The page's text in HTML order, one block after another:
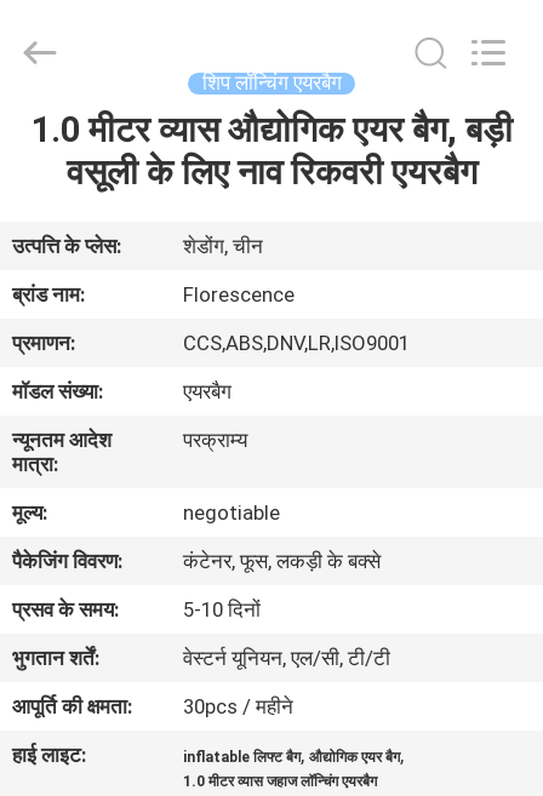
घर
वीडियो
हमारे
बारे
में
कारखाना
भ्रमण
गुणवत्ता
नियंत्रण
संपर्क
Supply
Reserved.
शिप लॉन्चिंग एयरबैग
1.0 मीटर व्यास औद्योगिक एयर बैग, बड़ी
वसूली के लिए नाव रिकवरी एयरबैग
उत्पत्ति के प्लेस:
शेडोंग, चीन
ब्रांड नाम:
Florescence
प्रमाणन:
CCS,ABS,DNV,LR,ISO9001
मॉडल संख्या:
एयरबैग
न्यूनतम आदेश
मात्रा:
परक्राम्य
मूल्य:
negotiable
पैकेजिंग विवरण:
कंटेनर, फूस, लकड़ी के बक्से
प्रसव के समय:
5-10 दिनों
भुगतान शर्तें:
वेस्टर्न यूनियन, एल/सी, टी/टी
आपूर्ति की क्षमता:
30pcs / महीने
हाई लाइट:
inflatable लिफ्ट बैग,औद्योगिक एयर बैग,
1.0 मीटर व्यास जहाज लॉन्चिंग एयरबैग